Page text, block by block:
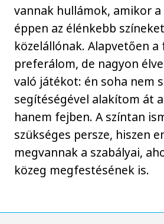
vannak hullámok, amikor
éppen az élénkebb
közelállónak. Alapvetően
preferálom, de nagyon
való játékot: én soha nem
segítéségével alakítom át
hanem fejben. A színtan
szükséges persze, hiszen
megvannak a szabályai,
közeg megfestésének is.